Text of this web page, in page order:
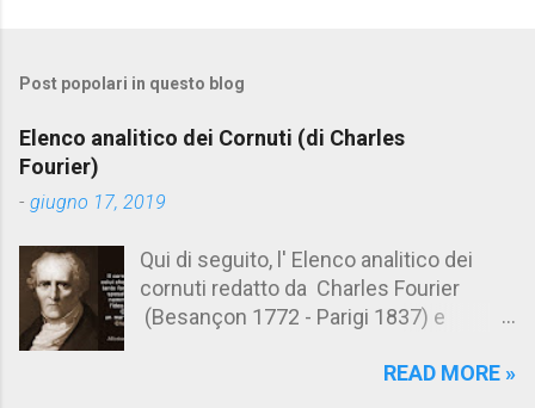
m
e
n
t
Post popolari in questo blog
Elenco analitico dei Cornuti (di Charles
Fourier)
- giugno 17, 2019
Qui di seguito, l' Elenco analitico dei
cornuti redatto da Charles Fourier
(Besançon 1772 - Parigi 1837) e
Aforismario trovi anche una raccolta di
READ MORE »